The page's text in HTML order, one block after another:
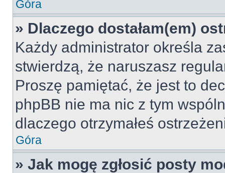
Góra
» Dlaczego dostałam(em)
Każdy administrator określa
stwierdzą, że naruszasz
Proszę pamiętać, że jest to
phpBB nie ma nic z tym
dlaczego otrzymałeś
Góra
» Jak mogę zgłosić posty